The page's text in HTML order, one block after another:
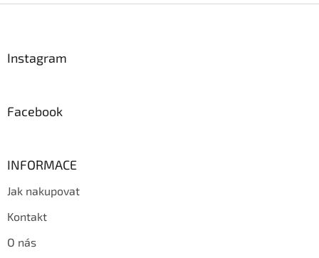
Instagram
Facebook
INFORMACE
Jak nakupovat
Kontakt
O nás